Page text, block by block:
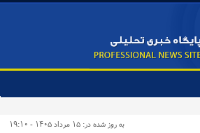
به روز شده در: ۱۵ مرداد ۱۴۰۵ - ۱۹:۱۰